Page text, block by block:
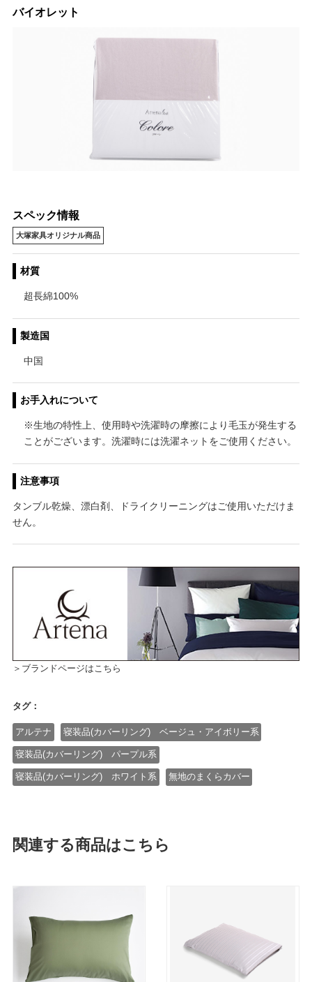
バイオレット
スペック情報
大塚家具オリジナル商品
材質
超長綿100%
製造国
中国
お手入れについて
※生地の特性上、使用時や洗濯時の摩擦により毛玉が発生する
ことがございます。洗濯時には洗濯ネットをご使用ください。
注意事項
タンブル乾燥、漂白剤、ドライクリーニングはご使用いただけま
せん。
＞ブランドページはこちら
タグ：
アルテナ 寝装品(カバーリング) ベージュ・アイボリー系
寝装品(カバーリング) パープル系
寝装品(カバーリング) ホワイト系 無地のまくらカバー
関連する商品はこちら